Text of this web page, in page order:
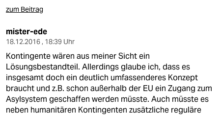
zum Beitrag
mister-ede
18.12.2016 , 18:39 Uhr
Kontingente wären aus meiner Sicht ein
Lösungsbestandteil. Allerdings glaube ich, dass es
insgesamt doch ein deutlich umfassenderes Konzept
braucht und z.B. schon außerhalb der EU ein Zugang zum
Asylsystem geschaffen werden müsste. Auch müsste es
neben humanitären Kontingenten zusätzliche reguläre